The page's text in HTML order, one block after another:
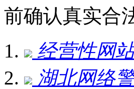
前确认真实合
经营性网
湖北网络